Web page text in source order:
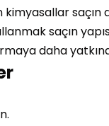
saçın
saçın
daha